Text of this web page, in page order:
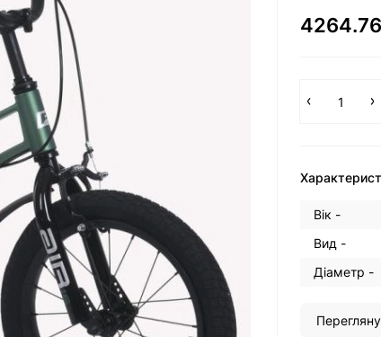
Вік -
Вид -
Діаметр -